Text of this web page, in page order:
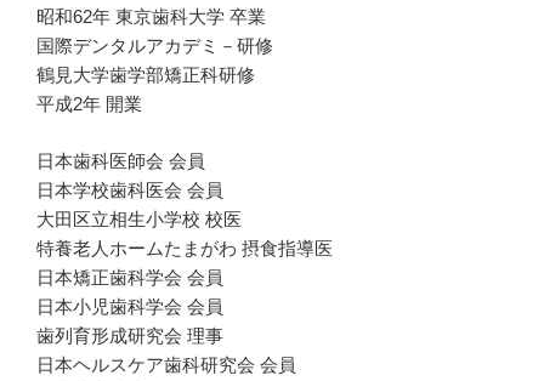
昭和62年 東京歯科大学 卒業
国際デンタルアカデミ－研修
鶴見大学歯学部矯正科研修
平成2年 開業
日本歯科医師会 会員
日本学校歯科医会 会員
大田区立相生小学校 校医
特養老人ホームたまがわ 摂食指導医
日本矯正歯科学会 会員
日本小児歯科学会 会員
歯列育形成研究会 理事
日本ヘルスケア歯科研究会 会員